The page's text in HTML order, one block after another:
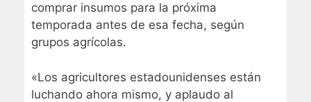
comprar insumos para la próxima
temporada antes de esa fecha, según
grupos agrícolas.
«Los agricultores estadounidenses están
luchando ahora mismo, y aplaudo al